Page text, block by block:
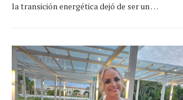
la transición energética dejó de ser un …